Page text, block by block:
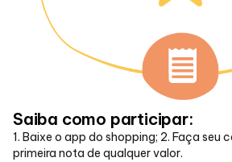
Saiba como participar:
1. Baixe o app do shopping; 2. Faça seu
primeira nota de qualquer valor.